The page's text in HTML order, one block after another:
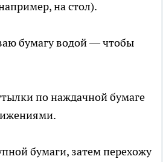
на стол).
бумагу водой — чтобы
по наждачной бумаге
бумаги, затем перехожу